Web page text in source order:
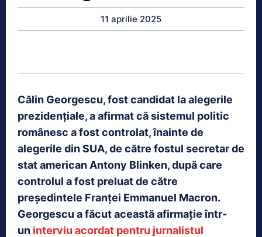
11 aprilie 2025
Călin Georgescu, fost candidat la alegerile
prezidențiale, a afirmat că sistemul politic
românesc a fost controlat, înainte de
alegerile din SUA, de către fostul secretar de
stat american Antony Blinken, după care
controlul a fost preluat de către
președintele Franței Emmanuel Macron.
Georgescu a făcut această afirmație într-
un interviu acordat pentru jurnalistul